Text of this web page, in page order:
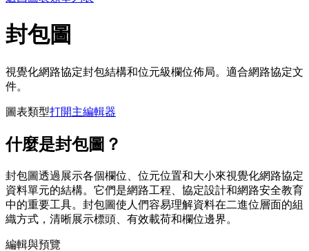
封包圖
視覺化網路協定封包結構和位元級欄位佈局。適合網路協定文
件。
圖表類型打開主編輯器
什麼是封包圖？
封包圖透過展示各個欄位、位元位置和大小來視覺化網路協定
資料單元的結構。它們是網路工程、協定設計和網路安全教育
中的重要工具。封包圖使人們容易理解資料在二進位層面的組
織方式，清晰展示標頭、有效載荷和欄位邊界。
編輯與預覽